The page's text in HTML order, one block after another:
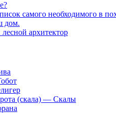
самого необходимого в
дом.
архитектор
(скала) — Скалы